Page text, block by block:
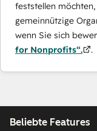
feststellen
gemeinnützige
wenn Sie sich
for Nonprofits“.
.
Beliebte Features